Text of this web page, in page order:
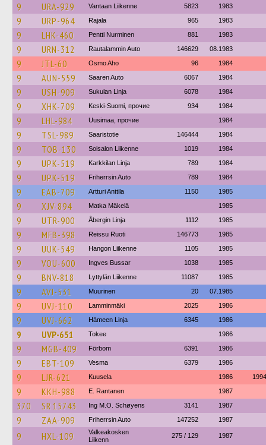
9 URA-929 Vantaan Liikenne 5823 1983
9 URP-964 Rajala 965 1983
9 LHK-460 Pentti Nurminen 881 1983
9 URN-312 Rautalammin Auto 146629 08.1983
9 JTL-60 Osmo Aho 96 1984
9 AUN-559 Saaren Auto 6067 1984
9 USH-909 Sukulan Linja 6078 1984
9 XHK-709 Keski-Suomi, прочие 934 1984
9 LHL-984 Uusimaa, прочие 1984
9 TSL-989 Saaristotie 146444 1984
9 TOB-130 Soisalon Liikenne 1019 1984
9 UPK-519 Karkkilan Linja 789 1984
9 UPK-519 Friherrsin Auto 789 1984
9 EAB-709 Artturi Anttila 1150 1985
9 XJV-894 Matka Mäkelä 1985
9 UTR-900 Åbergin Linja 1112 1985
9 MFB-398 Reissu Ruoti 146773 1985
9 UUK-549 Hangon Liikenne 1105 1985
9 VOU-600 Ingves Bussar 1038 1985
9 BNV-818 Lyttylän Liikenne 11087 1985
9 AVJ-531 Muurinen 20 07.1985
9 UVJ-110 Lamminmäki 2025 1986
9 UVJ-662 Hämeen Linja 6345 1986
9 UVP-651 Tokee 1986
9 MGB-409 Förbom 6391 1986
9 EBT-109 Vesma 6379 1986
9 LJR-621 Kuusela 1986 1994
9 KKH-988 E. Rantanen 1987
370 SR 15743 Ing M.O. Schøyens 3141 1987
9 ZAA-909 Friherrsin Auto 147252 1987
9 HXL-109
Valkeakosken
Liikenn
275 / 129 1987